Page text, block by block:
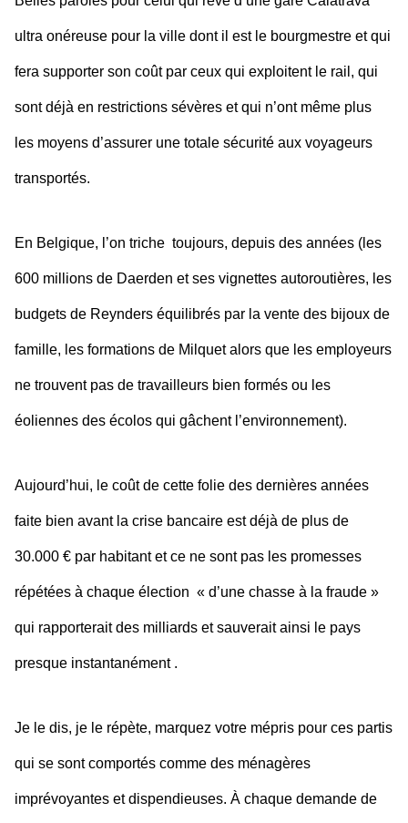
ultra onéreuse pour la ville dont il est le bourgmestre et qui
fera supporter son coût par ceux qui exploitent le rail, qui
sont déjà en restrictions sévères et qui n’ont même plus
les moyens d’assurer une totale sécurité aux voyageurs
transportés.
En Belgique, l’on triche toujours, depuis des années (les
600 millions de Daerden et ses vignettes autoroutières, les
budgets de Reynders équilibrés par la vente des bijoux de
famille, les formations de Milquet alors que les employeurs
ne trouvent pas de travailleurs bien formés ou les
éoliennes des écolos qui gâchent l’environnement).
Aujourd’hui, le coût de cette folie des dernières années
faite bien avant la crise bancaire est déjà de plus de
30.000 € par habitant et ce ne sont pas les promesses
répétées à chaque élection « d’une chasse à la fraude »
qui rapporterait des milliards et sauverait ainsi le pays
presque instantanément .
Je le dis, je le répète, marquez votre mépris pour ces partis
qui se sont comportés comme des ménagères
imprévoyantes et dispendieuses. À chaque demande de